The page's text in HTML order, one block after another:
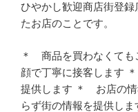
ひやかし歓迎商店街登
たお店のことです。
＊ 商品を買わなくて
顔で丁寧に接客します
提供します ＊ お店の
らず街の情報を提供しま